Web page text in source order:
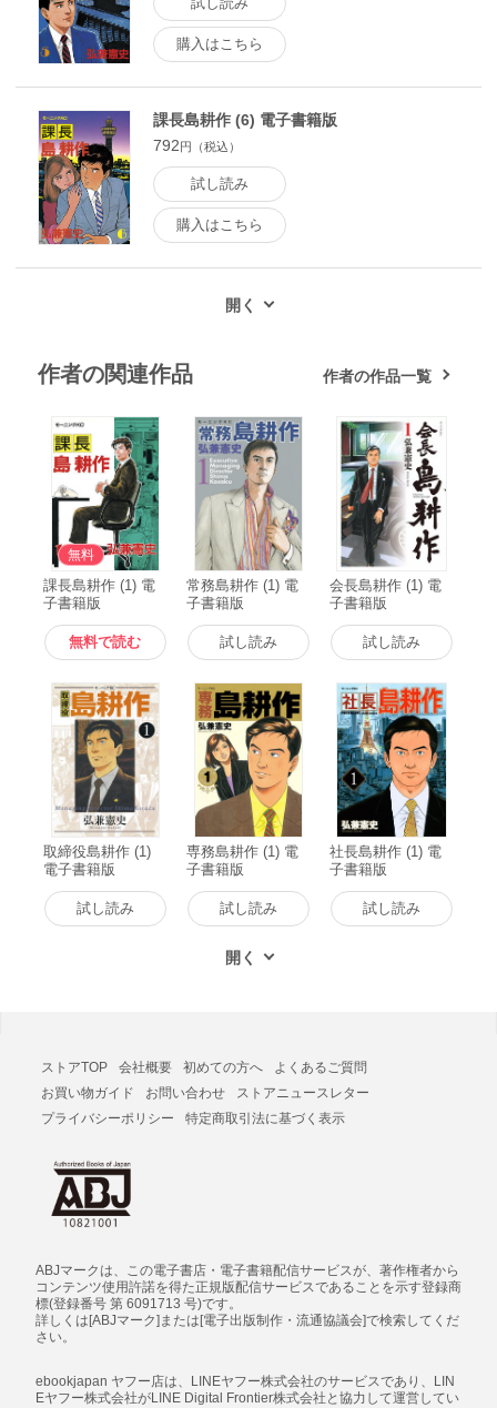
購入はこちら
課長島耕作 (6) 電子書籍版
792 円（税込）
試し読み
購入はこちら
作者の関連作品 作者の作品一覧
無料
課長島耕作 (1) 電
子書籍版
無料で読む
常務島耕作 (1) 電
子書籍版
試し読み
会長島耕作 (1) 電
子書籍版
試し読み
取締役島耕作 (1)
電子書籍版
試し読み
専務島耕作 (1) 電
子書籍版
試し読み
社長島耕作 (1) 電
子書籍版
試し読み
ストアTOP 会社概要 初めての方へ
よくあるご質問
お買い物ガイド
お問い合わせ
ストアニュースレター
プライバシーポリシー
特定商取引法に基づく表示
ABJマークは、この電子書店・電子書籍配信サービスが、著作権者から
コンテンツ使用許諾を得た正規版配信サービスであることを示す登録商
標(登録番号 第 6091713 号)です。
詳しくは[ABJマーク]または[電子出版制作・流通協議会]で検索してくだ
さい。
ebookjapan ヤフー店は、LINEヤフー株式会社のサービスであり、LIN
Eヤフー株式会社がLINE Digital Frontier株式会社と協力して運営してい